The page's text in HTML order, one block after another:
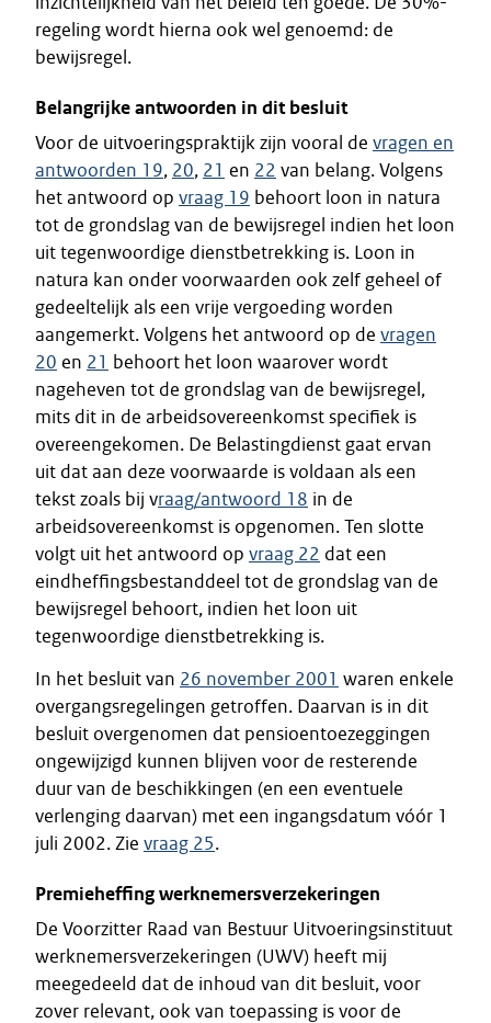
regeling wordt hierna ook wel genoemd: de
bewijsregel.
Belangrijke antwoorden in dit besluit
Voor de uitvoeringspraktijk zijn vooral de vragen en
antwoorden 19, 20, 21 en 22 van belang. Volgens
het antwoord op vraag 19 behoort loon in natura
tot de grondslag van de bewijsregel indien het loon
uit tegenwoordige dienstbetrekking is. Loon in
natura kan onder voorwaarden ook zelf geheel of
gedeeltelijk als een vrije vergoeding worden
aangemerkt. Volgens het antwoord op de vragen
20 en 21 behoort het loon waarover wordt
nageheven tot de grondslag van de bewijsregel,
mits dit in de arbeidsovereenkomst specifiek is
overeengekomen. De Belastingdienst gaat ervan
uit dat aan deze voorwaarde is voldaan als een
tekst zoals bij vraag/antwoord 18 in de
arbeidsovereenkomst is opgenomen. Ten slotte
volgt uit het antwoord op vraag 22 dat een
eindheffingsbestanddeel tot de grondslag van de
bewijsregel behoort, indien het loon uit
tegenwoordige dienstbetrekking is.
In het besluit van 26 november 2001 waren enkele
overgangsregelingen getroffen. Daarvan is in dit
besluit overgenomen dat pensioentoezeggingen
ongewijzigd kunnen blijven voor de resterende
duur van de beschikkingen (en een eventuele
verlenging daarvan) met een ingangsdatum vóór 1
juli 2002. Zie vraag 25.
Premieheffing werknemersverzekeringen
De Voorzitter Raad van Bestuur Uitvoeringsinstituut
werknemersverzekeringen (UWV) heeft mij
meegedeeld dat de inhoud van dit besluit, voor
zover relevant, ook van toepassing is voor de